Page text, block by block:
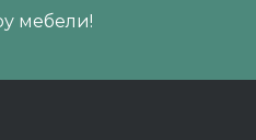
мебели!